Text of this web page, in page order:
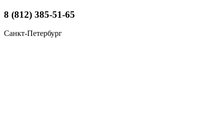
8 (812) 385-51-65
Санкт-Петербург